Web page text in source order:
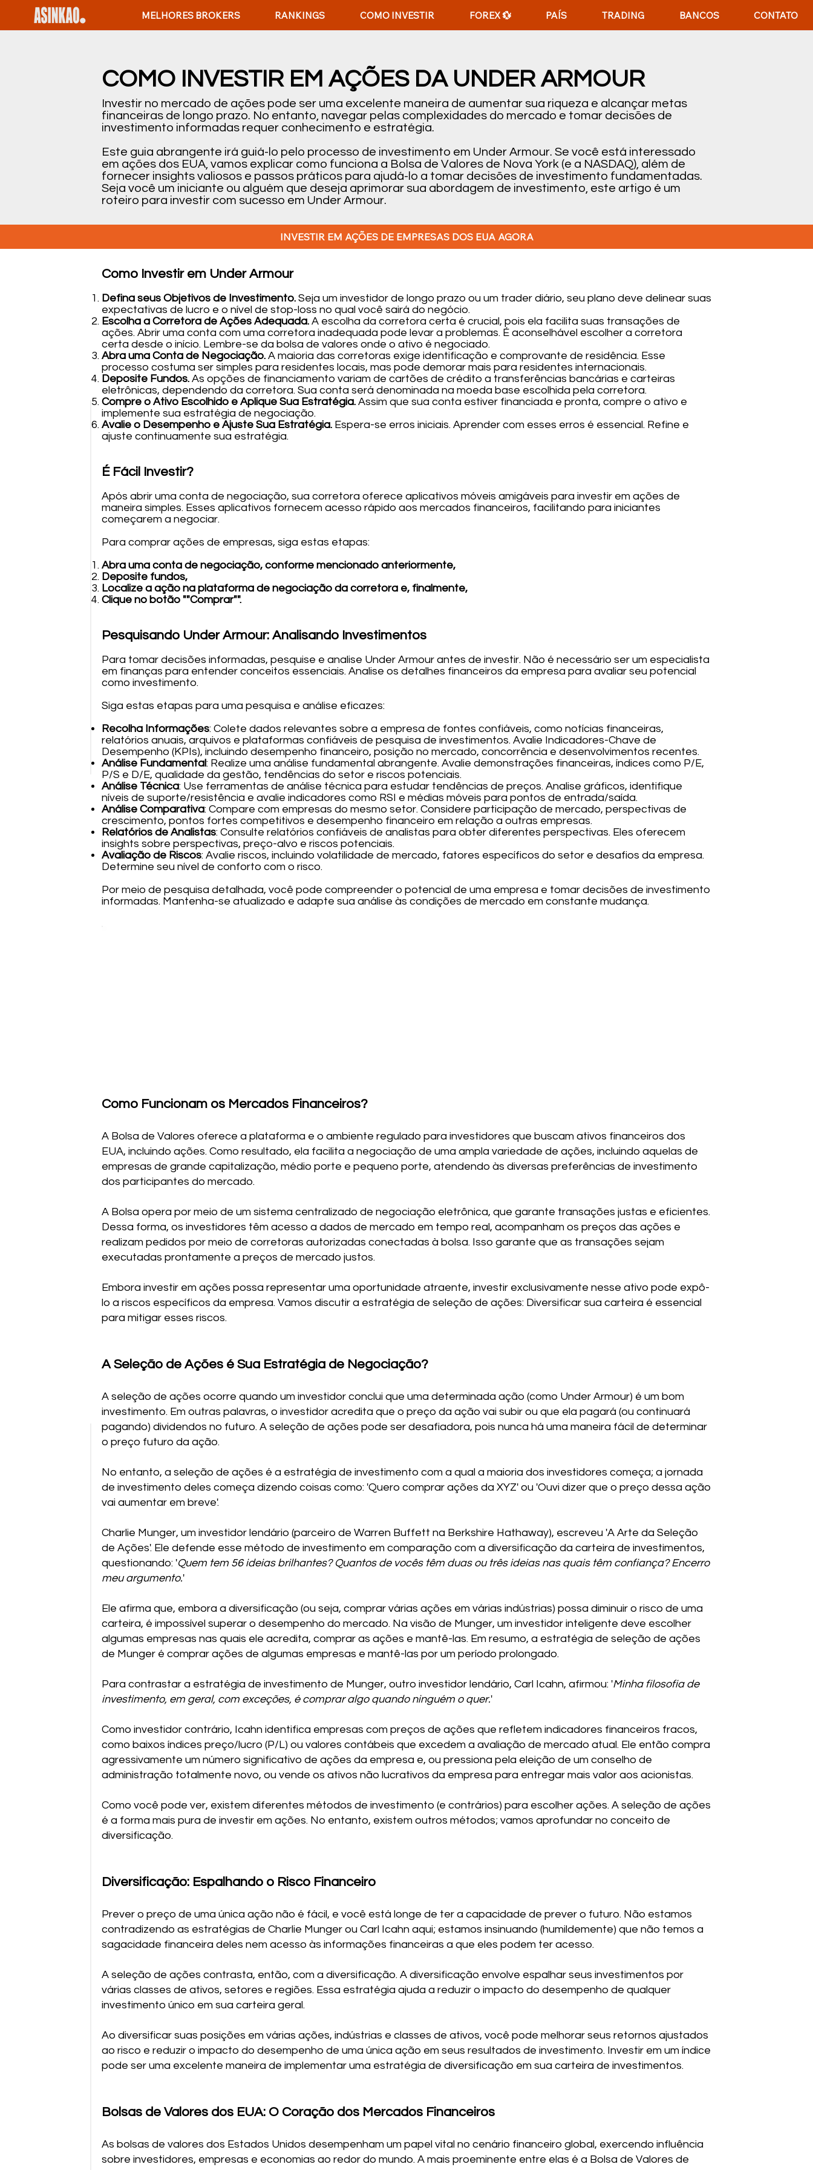
MELHORES BROKERS RANKINGS COMO INVESTIR FOREX 💱 PAÍS TRADING BANCOS CONTATO
COMO INVESTIR EM AÇÕES DA UNDER ARMOUR
Investir no mercado de ações pode ser uma excelente maneira de aumentar sua riqueza e alcançar metas
financeiras de longo prazo. No entanto, navegar pelas complexidades do mercado e tomar decisões de
investimento informadas requer conhecimento e estratégia.
Este guia abrangente irá guiá-lo pelo processo de investimento em Under Armour. Se você está interessado
em ações dos EUA, vamos explicar como funciona a Bolsa de Valores de Nova York (e a NASDAQ), além de
fornecer insights valiosos e passos práticos para ajudá-lo a tomar decisões de investimento fundamentadas.
Seja você um iniciante ou alguém que deseja aprimorar sua abordagem de investimento, este artigo é um
roteiro para investir com sucesso em Under Armour.
Como Investir em Under Armour
Defina seus Objetivos de Investimento. Seja um investidor de longo prazo ou um trader diário, seu plano deve delinear suas
expectativas de lucro e o nível de stop-loss no qual você sairá do negócio.
Escolha a Corretora de Ações Adequada. A escolha da corretora certa é crucial, pois ela facilita suas transações de
ações. Abrir uma conta com uma corretora inadequada pode levar a problemas. É aconselhável escolher a corretora
certa desde o início. Lembre-se da bolsa de valores onde o ativo é negociado.
Abra uma Conta de Negociação. A maioria das corretoras exige identificação e comprovante de residência. Esse
processo costuma ser simples para residentes locais, mas pode demorar mais para residentes internacionais.
Deposite Fundos. As opções de financiamento variam de cartões de crédito a transferências bancárias e carteiras
eletrônicas, dependendo da corretora. Sua conta será denominada na moeda base escolhida pela corretora.
Compre o Ativo Escolhido e Aplique Sua Estratégia. Assim que sua conta estiver financiada e pronta, compre o ativo e
implemente sua estratégia de negociação.
Avalie o Desempenho e Ajuste Sua Estratégia. Espera-se erros iniciais. Aprender com esses erros é essencial. Refine e
ajuste continuamente sua estratégia.
É Fácil Investir?
Após abrir uma conta de negociação, sua corretora oferece aplicativos móveis amigáveis para investir em ações de
maneira simples. Esses aplicativos fornecem acesso rápido aos mercados financeiros, facilitando para iniciantes
começarem a negociar.
Para comprar ações de empresas, siga estas etapas:
Abra uma conta de negociação, conforme mencionado anteriormente,
Deposite fundos,
Localize a ação na plataforma de negociação da corretora e, finalmente,
Clique no botão ""Comprar"".
Pesquisando Under Armour: Analisando Investimentos
Para tomar decisões informadas, pesquise e analise Under Armour antes de investir. Não é necessário ser um especialista
em finanças para entender conceitos essenciais. Analise os detalhes financeiros da empresa para avaliar seu potencial
como investimento.
Siga estas etapas para uma pesquisa e análise eficazes:
Recolha Informações: Colete dados relevantes sobre a empresa de fontes confiáveis, como notícias financeiras,
relatórios anuais, arquivos e plataformas confiáveis de pesquisa de investimentos. Avalie Indicadores-Chave de
Desempenho (KPIs), incluindo desempenho financeiro, posição no mercado, concorrência e desenvolvimentos recentes.
Análise Fundamental: Realize uma análise fundamental abrangente. Avalie demonstrações financeiras, índices como P/E,
P/S e D/E, qualidade da gestão, tendências do setor e riscos potenciais.
Análise Técnica: Use ferramentas de análise técnica para estudar tendências de preços. Analise gráficos, identifique
níveis de suporte/resistência e avalie indicadores como RSI e médias móveis para pontos de entrada/saída.
Análise Comparativa: Compare com empresas do mesmo setor. Considere participação de mercado, perspectivas de
crescimento, pontos fortes competitivos e desempenho financeiro em relação a outras empresas.
Relatórios de Analistas: Consulte relatórios confiáveis de analistas para obter diferentes perspectivas. Eles oferecem
insights sobre perspectivas, preço-alvo e riscos potenciais.
Avaliação de Riscos: Avalie riscos, incluindo volatilidade de mercado, fatores específicos do setor e desafios da empresa.
Determine seu nível de conforto com o risco.
Por meio de pesquisa detalhada, você pode compreender o potencial de uma empresa e tomar decisões de investimento
informadas. Mantenha-se atualizado e adapte sua análise às condições de mercado em constante mudança.
Como Funcionam os Mercados Financeiros?
A Bolsa de Valores oferece a plataforma e o ambiente regulado para investidores que buscam ativos financeiros dos
EUA, incluindo ações. Como resultado, ela facilita a negociação de uma ampla variedade de ações, incluindo aquelas de
empresas de grande capitalização, médio porte e pequeno porte, atendendo às diversas preferências de investimento
dos participantes do mercado.
A Bolsa opera por meio de um sistema centralizado de negociação eletrônica, que garante transações justas e eficientes.
Dessa forma, os investidores têm acesso a dados de mercado em tempo real, acompanham os preços das ações e
realizam pedidos por meio de corretoras autorizadas conectadas à bolsa. Isso garante que as transações sejam
executadas prontamente a preços de mercado justos.
Embora investir em ações possa representar uma oportunidade atraente, investir exclusivamente nesse ativo pode expô-
lo a riscos específicos da empresa. Vamos discutir a estratégia de seleção de ações: Diversificar sua carteira é essencial
para mitigar esses riscos.
A Seleção de Ações é Sua Estratégia de Negociação?
A seleção de ações ocorre quando um investidor conclui que uma determinada ação (como Under Armour) é um bom
investimento. Em outras palavras, o investidor acredita que o preço da ação vai subir ou que ela pagará (ou continuará
pagando) dividendos no futuro. A seleção de ações pode ser desafiadora, pois nunca há uma maneira fácil de determinar
o preço futuro da ação.
No entanto, a seleção de ações é a estratégia de investimento com a qual a maioria dos investidores começa; a jornada
de investimento deles começa dizendo coisas como: 'Quero comprar ações da XYZ' ou 'Ouvi dizer que o preço dessa ação
vai aumentar em breve'.
Charlie Munger, um investidor lendário (parceiro de Warren Buffett na Berkshire Hathaway), escreveu 'A Arte da Seleção
de Ações'. Ele defende esse método de investimento em comparação com a diversificação da carteira de investimentos,
questionando: 'Quem tem 56 ideias brilhantes? Quantos de vocês têm duas ou três ideias nas quais têm confiança? Encerro
meu argumento.'
Ele afirma que, embora a diversificação (ou seja, comprar várias ações em várias indústrias) possa diminuir o risco de uma
carteira, é impossível superar o desempenho do mercado. Na visão de Munger, um investidor inteligente deve escolher
algumas empresas nas quais ele acredita, comprar as ações e mantê-las. Em resumo, a estratégia de seleção de ações
de Munger é comprar ações de algumas empresas e mantê-las por um período prolongado.
Para contrastar a estratégia de investimento de Munger, outro investidor lendário, Carl Icahn, afirmou: 'Minha filosofia de
investimento, em geral, com exceções, é comprar algo quando ninguém o quer.'
Como investidor contrário, Icahn identifica empresas com preços de ações que refletem indicadores financeiros fracos,
como baixos índices preço/lucro (P/L) ou valores contábeis que excedem a avaliação de mercado atual. Ele então compra
agressivamente um número significativo de ações da empresa e, ou pressiona pela eleição de um conselho de
administração totalmente novo, ou vende os ativos não lucrativos da empresa para entregar mais valor aos acionistas.
Como você pode ver, existem diferentes métodos de investimento (e contrários) para escolher ações. A seleção de ações
é a forma mais pura de investir em ações. No entanto, existem outros métodos; vamos aprofundar no conceito de
diversificação.
Diversificação: Espalhando o Risco Financeiro
Prever o preço de uma única ação não é fácil, e você está longe de ter a capacidade de prever o futuro. Não estamos
contradizendo as estratégias de Charlie Munger ou Carl Icahn aqui; estamos insinuando (humildemente) que não temos a
sagacidade financeira deles nem acesso às informações financeiras a que eles podem ter acesso.
A seleção de ações contrasta, então, com a diversificação. A diversificação envolve espalhar seus investimentos por
várias classes de ativos, setores e regiões. Essa estratégia ajuda a reduzir o impacto do desempenho de qualquer
investimento único em sua carteira geral.
Ao diversificar suas posições em várias ações, indústrias e classes de ativos, você pode melhorar seus retornos ajustados
ao risco e reduzir o impacto do desempenho de uma única ação em seus resultados de investimento. Investir em um índice
pode ser uma excelente maneira de implementar uma estratégia de diversificação em sua carteira de investimentos.
Bolsas de Valores dos EUA: O Coração dos Mercados Financeiros
As bolsas de valores dos Estados Unidos desempenham um papel vital no cenário financeiro global, exercendo influência
sobre investidores, empresas e economias ao redor do mundo. A mais proeminente entre elas é a Bolsa de Valores de
INVESTIR EM AÇÕES DE EMPRESAS DOS EUA AGORA